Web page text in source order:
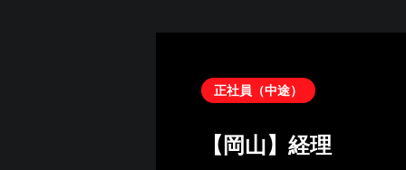
正社員（中途）
【岡山】経理